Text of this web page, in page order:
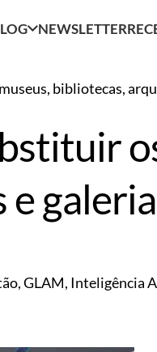
NEWSLETTER
bibliotecas,
,GLAM, Inteligência